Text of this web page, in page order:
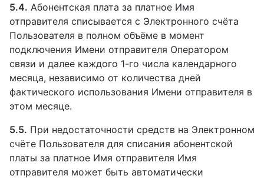
5.4. Абонентская плата за платное Имя
отправителя списывается с Электронного счёта
Пользователя в полном объёме в момент
подключения Имени отправителя Оператором
связи и далее каждого 1-го числа календарного
месяца, независимо от количества дней
фактического использования Имени отправителя в
этом месяце.
5.5. При недостаточности средств на Электронном
счёте Пользователя для списания абонентской
платы за платное Имя отправителя Имя
отправителя может быть автоматически